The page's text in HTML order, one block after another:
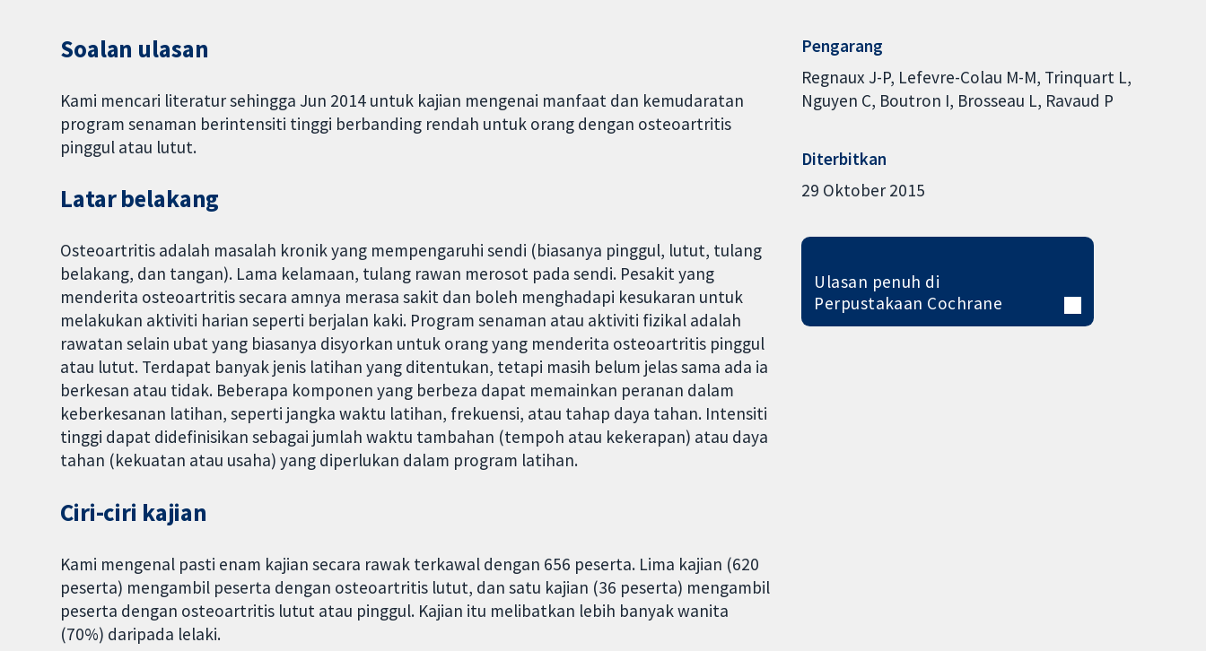
Soalan ulasan
Kami mencari literatur sehingga Jun 2014 untuk kajian mengenai manfaat dan kemudaratan
program senaman berintensiti tinggi berbanding rendah untuk orang dengan osteoartritis
pinggul atau lutut.
Latar belakang
Osteoartritis adalah masalah kronik yang mempengaruhi sendi (biasanya pinggul, lutut, tulang
belakang, dan tangan). Lama kelamaan, tulang rawan merosot pada sendi. Pesakit yang
menderita osteoartritis secara amnya merasa sakit dan boleh menghadapi kesukaran untuk
melakukan aktiviti harian seperti berjalan kaki. Program senaman atau aktiviti fizikal adalah
rawatan selain ubat yang biasanya disyorkan untuk orang yang menderita osteoartritis pinggul
atau lutut. Terdapat banyak jenis latihan yang ditentukan, tetapi masih belum jelas sama ada ia
berkesan atau tidak. Beberapa komponen yang berbeza dapat memainkan peranan dalam
keberkesanan latihan, seperti jangka waktu latihan, frekuensi, atau tahap daya tahan. Intensiti
tinggi dapat didefinisikan sebagai jumlah waktu tambahan (tempoh atau kekerapan) atau daya
tahan (kekuatan atau usaha) yang diperlukan dalam program latihan.
Ciri-ciri kajian
Kami mengenal pasti enam kajian secara rawak terkawal dengan 656 peserta. Lima kajian (620
peserta) mengambil peserta dengan osteoartritis lutut, dan satu kajian (36 peserta) mengambil
peserta dengan osteoartritis lutut atau pinggul. Kajian itu melibatkan lebih banyak wanita
(70%) daripada lelaki.
Pengarang
Regnaux J-P Lefevre-Colau M-M Trinquart L
Nguyen C Boutron I Brosseau L Ravaud P
Diterbitkan
29 Oktober 2015
Ulasan penuh di
Perpustakaan Cochrane